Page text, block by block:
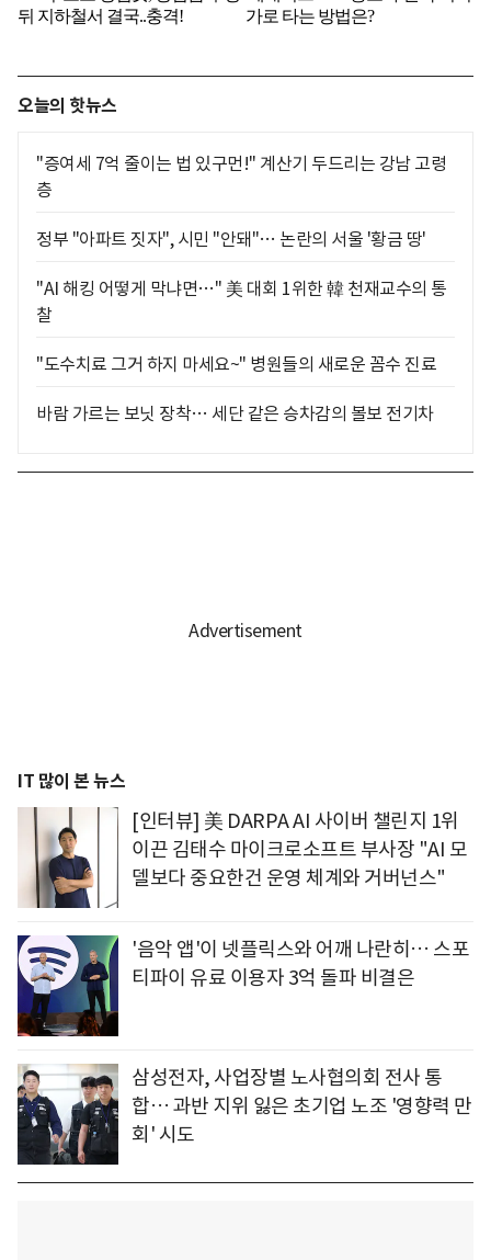
오늘의 핫뉴스
"증여세 7억 줄이는 법 있구먼!" 계산기 두드리는 강남 고령
층
정부 "아파트 짓자", 시민 "안돼"… 논란의 서울 '황금 땅'
"AI 해킹 어떻게 막냐면…" 美 대회 1위한 韓 천재교수의 통
찰
"도수치료 그거 하지 마세요~" 병원들의 새로운 꼼수 진료
바람 가르는 보닛 장착… 세단 같은 승차감의 볼보 전기차
IT 많이 본 뉴스
[인터뷰] 美 DARPA AI 사이버 챌린지 1위
이끈 김태수 마이크로소프트 부사장 "AI 모
델보다 중요한건 운영 체계와 거버넌스"
'음악 앱'이 넷플릭스와 어깨 나란히… 스포
티파이 유료 이용자 3억 돌파 비결은
삼성전자, 사업장별 노사협의회 전사 통
합… 과반 지위 잃은 초기업 노조 '영향력 만
회' 시도